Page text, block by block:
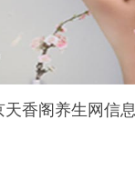
天香阁养生网信息